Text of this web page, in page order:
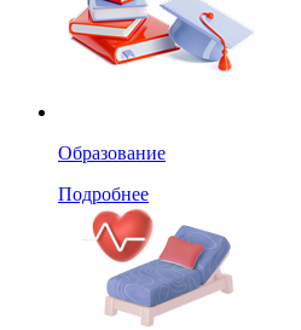
Образование
Подробнее